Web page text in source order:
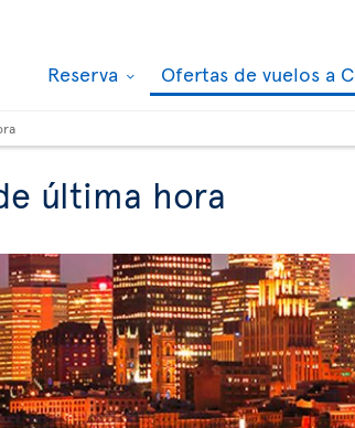
Reserva Ofertas de vuelos a
última hora